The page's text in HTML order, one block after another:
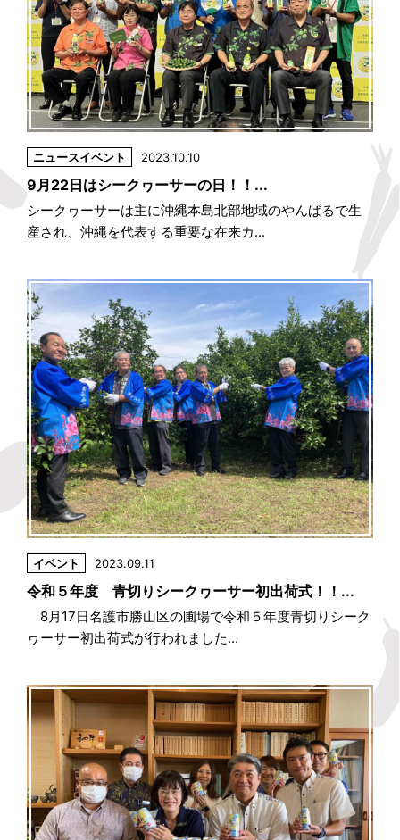
ニュースイベント 2023.10.10
9月22日はシークヮーサーの日！！...
シークヮーサーは主に沖縄本島北部地域のやんばるで生
産され、沖縄を代表する重要な在来カ...
イベント 2023.09.11
令和５年度 青切りシークヮーサー初出荷式！！...
8月17日名護市勝山区の圃場で令和５年度青切りシーク
ヮーサー初出荷式が行われました...